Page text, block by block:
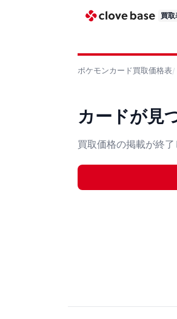
買取
ポケモンカード買取価格表
カードが見
買取価格の掲載が終